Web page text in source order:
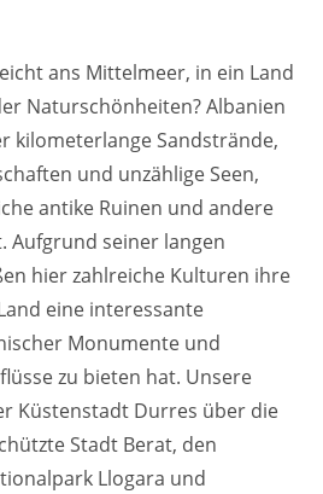
ans Mittelmeer, in ein Land
Naturschönheiten? Albanien
kilometerlange Sandstrände,
und unzählige Seen,
antike Ruinen und andere
Aufgrund seiner langen
hier zahlreiche Kulturen ihre
eine interessante
Monumente und
zu bieten hat. Unsere
Küstenstadt Durres über die
Stadt Berat, den
Llogara und